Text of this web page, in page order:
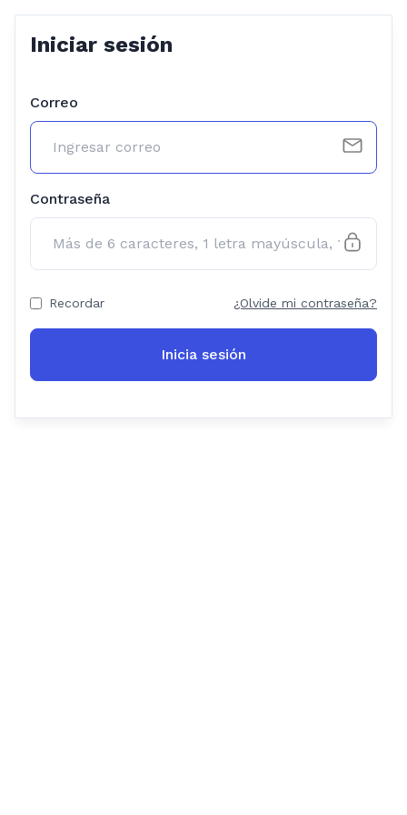
Iniciar sesión
Correo
Contraseña
Recordar ¿Olvide mi contraseña?